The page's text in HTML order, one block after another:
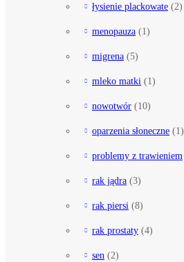
łysienie plackowate (2)
menopauza (1)
migrena (5)
mleko matki (1)
nowotwór (10)
oparzenia słoneczne (1)
problemy z trawieniem
rak jądra (3)
rak piersi (8)
rak prostaty (4)
sen (2)